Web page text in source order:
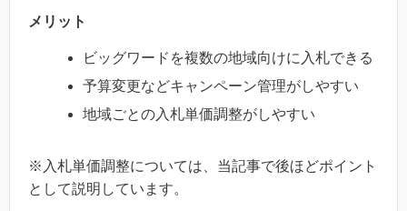
メリット
ビッグワードを複数の地域向けに入札できる
予算変更などキャンペーン管理がしやすい
地域ごとの入札単価調整がしやすい
※入札単価調整については、当記事で後ほどポイント
として説明しています。